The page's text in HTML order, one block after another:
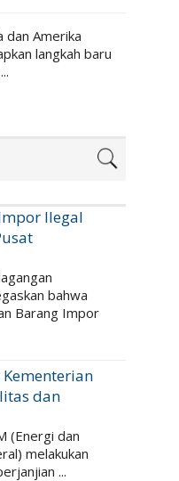
dan Amerika
langkah baru
Ilegal
bahwa
Barang Impor
Kementerian
dan
(Energi dan
melakukan
...